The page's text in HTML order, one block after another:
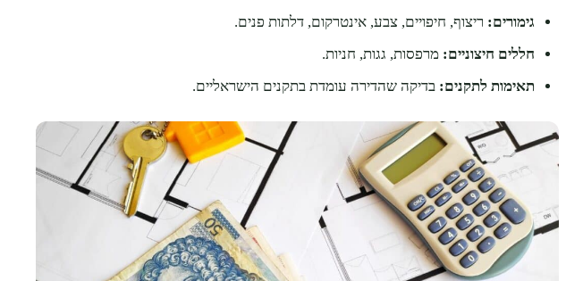
גימורים: ריצוף, חיפויים, צבע, אינטרקום, דלתות פנים.
חללים חיצוניים:מרפסות, גגות, חניות.
תאימות לתקנים: בדיקה שהדירה עומדת בתקנים הישראליים.